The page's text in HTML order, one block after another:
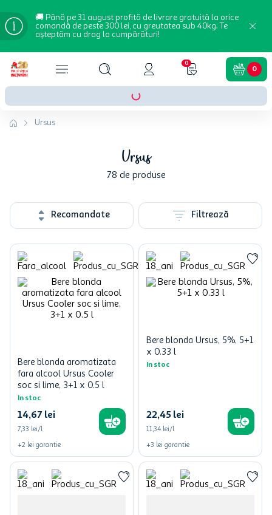
🚚 Până pe 31 august profită de livrare gratuită la orice
comandă de peste 300 lei, cu greutatea sub 40kg. Te
așteptăm cu drag la cumpărături!
0
0
Ursus
Ursus
78 de produse
Recomandate Filtrează
Bere blonda aromatizata
fara alcool Ursus Cooler
soc si lime, 3+1 x 0.5 l
In stoc
14,67 lei
7,33 lei/l
+2 lei garantie
Bere blonda Ursus, 5%, 5+1
x 0.33 l
In stoc
22,45 lei
11,34 lei/l
+3 lei garantie